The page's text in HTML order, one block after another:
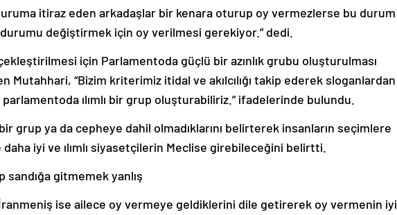
itiraz eden arkadaşlar bir kenara oturup oy vermezlerse bu durum
değiştirmek için oy verilmesi gerekiyor.” dedi.
için Parlamentoda güçlü bir azınlık grubu oluşturulması
Mutahhari, “Bizim kriterimiz itidal ve akılcılığı takip ederek sloganlardan
ılımlı bir grup oluşturabiliriz.” ifadelerinde bulundu.
grup ya da cepheye dahil olmadıklarını belirterek insanların seçimlere
daha iyi ve ılımlı siyasetçilerin Meclise girebileceğini belirtti.
sandığa gitmemek yanlış
ise ailece oy vermeye geldiklerini dile getirerek oy vermenin iyi